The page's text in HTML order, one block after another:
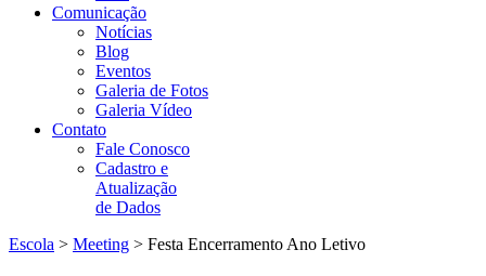
Comunicação
Notícias
Blog
Eventos
Galeria de Fotos
Galeria Vídeo
Contato
Fale Conosco
Cadastro e
Atualização
de Dados
Escola > Meeting > Festa Encerramento Ano Letivo